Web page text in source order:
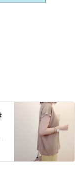
２ぐらいしまパトに行ってます。 しまむらチラシに載って…